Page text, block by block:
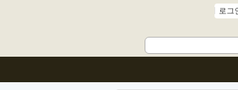
로그